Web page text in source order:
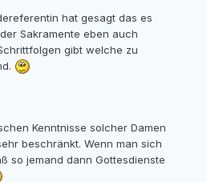
hat gesagt das es
Sakramente eben auch
gibt welche zu
Kenntnisse solcher Damen
beschränkt. Wenn man sich
so jemand dann Gottesdienste